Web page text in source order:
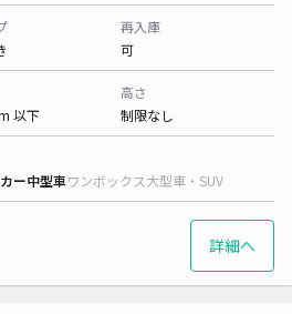
再入庫
可
以下
高さ
制限なし
ー中型車ワンボックス大型車・SUV
詳細へ